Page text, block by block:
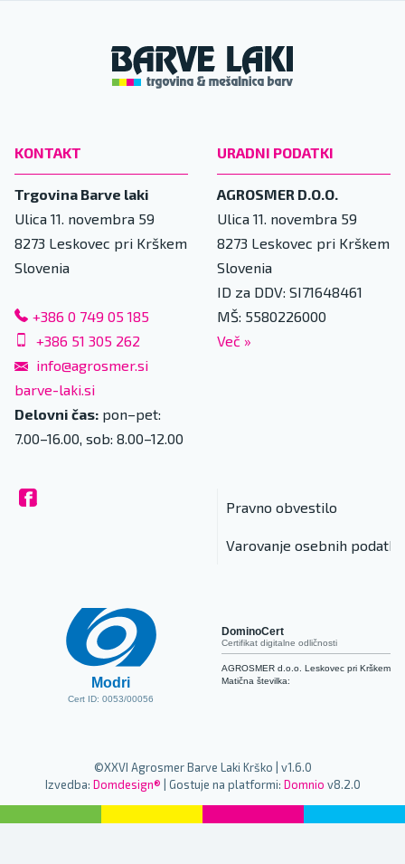
KONTAKT
Trgovina Barve laki
Ulica 11. novembra 59
8273 Leskovec pri Krškem
Slovenia
+386 0 749 05 185
+386 51 305 262
info@agrosmer.si
barve-laki.si
Delovni čas: pon–pet:
7.00–16.00, sob: 8.00–12.00
URADNI PODATKI
AGROSMER D.O.O.
Ulica 11. novembra 59
8273 Leskovec pri Krškem
Slovenia
ID za DDV: SI71648461
MŠ: 5580226000
Več »
Pravno obvestilo
Varovanje osebnih
Modri
Cert ID: 0053/00056
DominoCert
Certifikat digitalne odličnosti
AGROSMER d.o.o. Leskovec pri Krškem
Matična številka:
©XXVI Agrosmer Barve Laki Krško | v1.6.0
Izvedba: Domdesign® | Gostuje na platformi: Domnio v8.2.0